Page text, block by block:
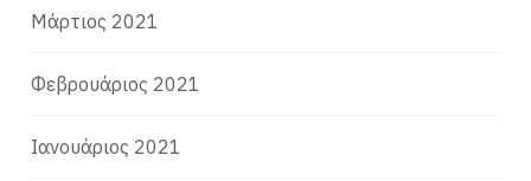
Μάρτιος 2021
Φεβρουάριος 2021
Ιανουάριος 2021